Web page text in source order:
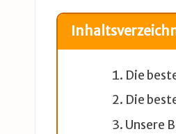
Die
Die
Unsere